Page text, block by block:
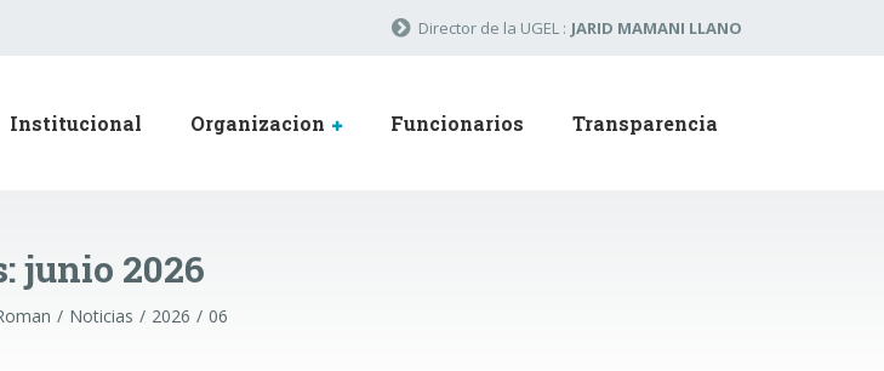
Director de la UGEL : JARID MAMANI LLANO
Institucional Organizacion Funcionarios Transparencia
junio 2026
Noticias 2026 06